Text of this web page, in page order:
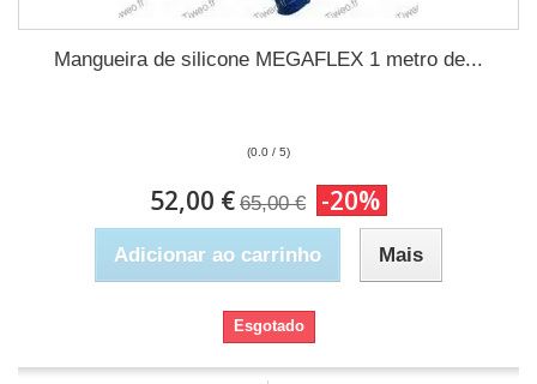
Mangueira de silicone MEGAFLEX 1 metro de...
(0.0 / 5)
52,00 € 65,00 € -20%
Adicionar ao carrinho Mais
Esgotado